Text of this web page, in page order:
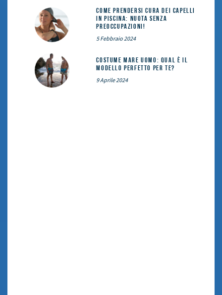
Come prendersi cura dei capelli
in piscina: nuota senza
preoccupazioni!
5 Febbraio 2024
Costume mare uomo: qual è il
modello perfetto per te?
9 Aprile 2024